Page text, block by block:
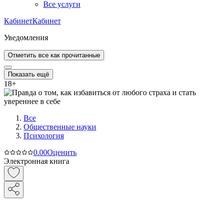
Все услуги
КабинетКабинет
Уведомления
Отметить все как прочитанные
Показать ещё
18+
Все
Общественные науки
Психология
0.00Оценить
Электронная книга